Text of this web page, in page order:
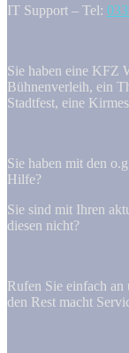
IT Support – Tel:
Sie haben eine KFZ
Bühnenverleih, ein
Stadtfest, eine
Sie haben mit den
Hilfe?
Sie sind mit Ihren
diesen nicht?
Rufen Sie einfach an
den Rest macht